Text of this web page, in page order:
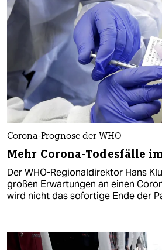
Corona-Prognose der WHO
Mehr Corona-Todesfälle
Der WHO-Regionaldirektor Hans
großen Erwartungen an einen
wird nicht das sofortige Ende der